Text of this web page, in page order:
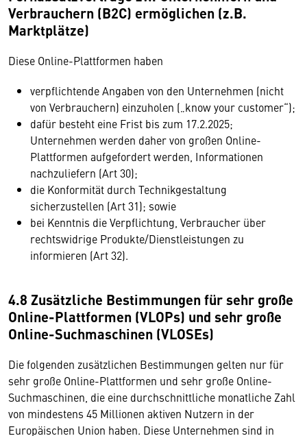
Verbrauchern (B2C) ermöglichen (z.B.
Marktplätze)
Diese Online-Plattformen haben
verpflichtende Angaben von den Unternehmen (nicht
von Verbrauchern) einzuholen („know your customer“);
dafür besteht eine Frist bis zum 17.2.2025;
Unternehmen werden daher von großen Online-
Plattformen aufgefordert werden, Informationen
nachzuliefern (Art 30);
die Konformität durch Technikgestaltung
sicherzustellen (Art 31); sowie
bei Kenntnis die Verpflichtung, Verbraucher über
rechtswidrige Produkte/Dienstleistungen zu
informieren (Art 32).
4.8 Zusätzliche Bestimmungen für sehr große
Online-Plattformen (VLOPs) und sehr große
Online-Suchmaschinen (VLOSEs)
Die folgenden zusätzlichen Bestimmungen gelten nur für
sehr große Online-Plattformen und sehr große Online-
Suchmaschinen, die eine durchschnittliche monatliche Zahl
von mindestens 45 Millionen aktiven Nutzern in der
Europäischen Union haben. Diese Unternehmen sind in